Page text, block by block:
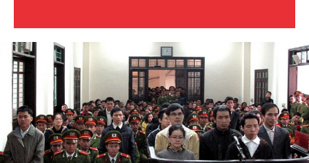
vietnam-
general-
context.jpg